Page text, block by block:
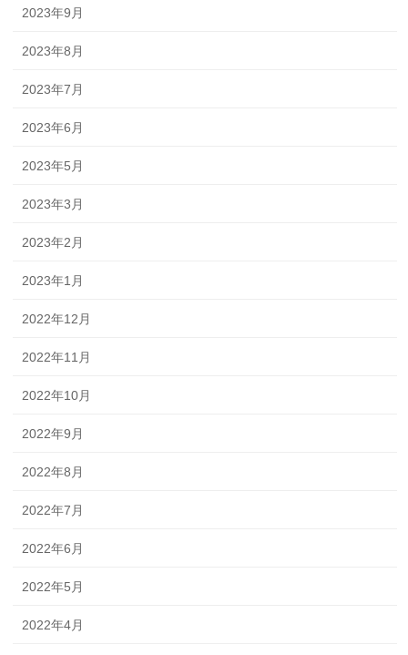
2023年9月
2023年8月
2023年7月
2023年6月
2023年5月
2023年3月
2023年2月
2023年1月
2022年12月
2022年11月
2022年10月
2022年9月
2022年8月
2022年7月
2022年6月
2022年5月
2022年4月